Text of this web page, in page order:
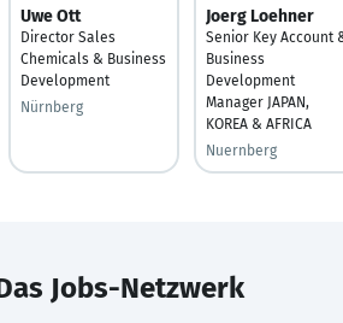
Uwe Ott
Director Sales
Chemicals & Business
Development
Nürnberg
Joerg Loehner
Senior Key Account
Business
Development
Manager JAPAN,
KOREA & AFRICA
Nuernberg
Jobs-Netzwerk